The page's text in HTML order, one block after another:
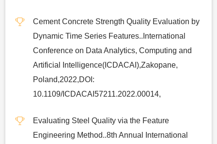
Cement Concrete Strength Quality Evaluation by
Dynamic Time Series Features..International
Conference on Data Analytics, Computing and
Artificial Intelligence(ICDACAI),Zakopane,
Poland,2022,DOI:
10.1109/ICDACAI57211.2022.00014,
Evaluating Steel Quality via the Feature
Engineering Method..8th Annual International